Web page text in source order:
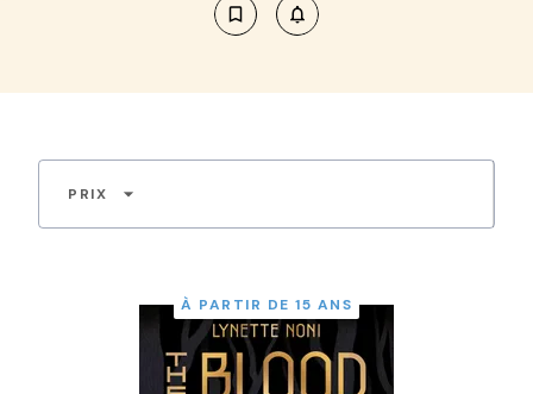
bookmark_border notifications_none_outlined
PRIX arrow_drop_down
À PARTIR DE 15 ANS